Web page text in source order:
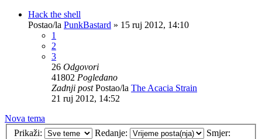
Hack the shell
Postao/la PunkBastard » 15 ruj 2012, 14:10
1
2
3
26 Odgovori
41802 Pogledano
Zadnji postPostao/la The Acacia Strain
21 ruj 2012, 14:52
Nova tema
Prikaži:
Redanje: Smjer: